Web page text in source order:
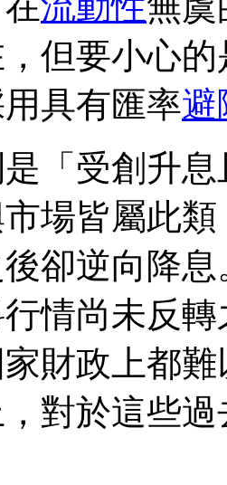
但要小心的
具有匯率避
「受創升
場皆屬此
卻逆向降
情尚未反
財政上都
對於這些